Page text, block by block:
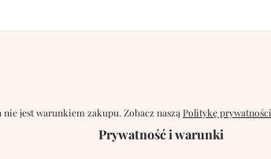
jest warunkiem zakupu. Zobacz naszą Politykę
Prywatność i warunki